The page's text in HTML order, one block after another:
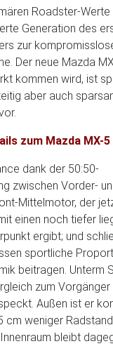
Roadster-Werte
Generation des
zur
Der neue Mazda
kommen wird, ist
aber auch
zum Mazda MX-5
dank der 50:50-
zwischen Vorder-
Mittelmotor, der
einen noch tiefer
ergibt; und
sportliche
beitragen. Unterm
zum Vorgänger
Außen ist er
cm weniger
bleibt